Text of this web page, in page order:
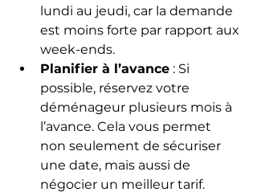
lundi au jeudi, car la demande
est moins forte par rapport aux
week-ends.
Planifier à l’avance : Si
possible, réservez votre
déménageur plusieurs mois à
l’avance. Cela vous permet
non seulement de sécuriser
une date, mais aussi de
négocier un meilleur tarif.